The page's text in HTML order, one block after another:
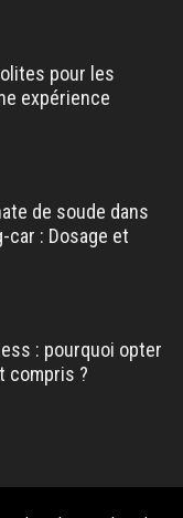
pour les
expérience
de soude dans
car : Dosage et
: pourquoi opter
compris ?